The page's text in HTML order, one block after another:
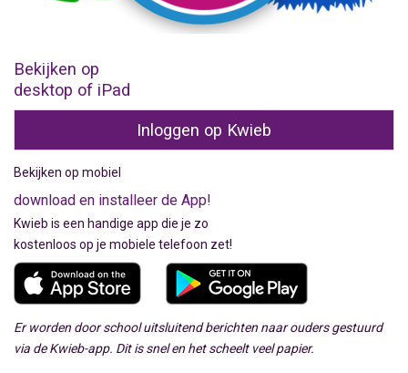
Bekijken op
desktop of iPad
Inloggen op Kwieb
Bekijken op mobiel
download en installeer de App!
Kwieb is een handige app die je zo
kostenloos op je mobiele telefoon zet!
Er worden door school uitsluitend berichten naar ouders gestuurd
via de Kwieb-app. Dit is snel en het scheelt veel papier.